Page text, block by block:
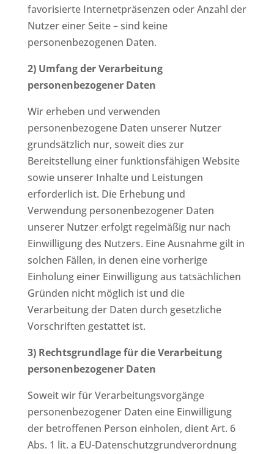
favorisierte Internetpräsenzen oder Anzahl der
Nutzer einer Seite – sind keine
personenbezogenen Daten.
2) Umfang der Verarbeitung
personenbezogener Daten
Wir erheben und verwenden
personenbezogene Daten unserer Nutzer
grundsätzlich nur, soweit dies zur
Bereitstellung einer funktionsfähigen Website
sowie unserer Inhalte und Leistungen
erforderlich ist. Die Erhebung und
Verwendung personenbezogener Daten
unserer Nutzer erfolgt regelmäßig nur nach
Einwilligung des Nutzers. Eine Ausnahme gilt in
solchen Fällen, in denen eine vorherige
Einholung einer Einwilligung aus tatsächlichen
Gründen nicht möglich ist und die
Verarbeitung der Daten durch gesetzliche
Vorschriften gestattet ist.
3) Rechtsgrundlage für die Verarbeitung
personenbezogener Daten
Soweit wir für Verarbeitungsvorgänge
personenbezogener Daten eine Einwilligung
der betroffenen Person einholen, dient Art. 6
Abs. 1 lit. a EU-Datenschutzgrundverordnung